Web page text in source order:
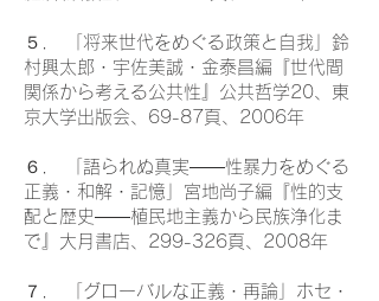
５． 「将来世代をめぐる政策と自我」鈴
村興太郎・宇佐美誠・金泰昌編『世代間
関係から考える公共性』公共哲学20、東
京大学出版会、69-87頁、2006年
６． 「語られぬ真実――性暴力をめぐる
正義・和解・記憶」宮地尚子編『性的支
配と歴史――植民地主義から民族浄化ま
で』大月書店、299-326頁、2008年
７． 「グローバルな正義・再論」ホセ・